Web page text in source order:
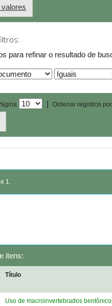
para refinar o resultado de
| Ordenar registros por
1.
itens:
Título
Uso de macroinvertebrados